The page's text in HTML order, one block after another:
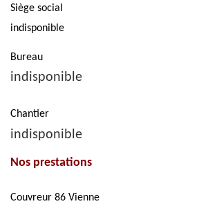
Siège social
indisponible
Bureau
indisponible
Chantier
indisponible
Nos prestations
Couvreur 86 Vienne